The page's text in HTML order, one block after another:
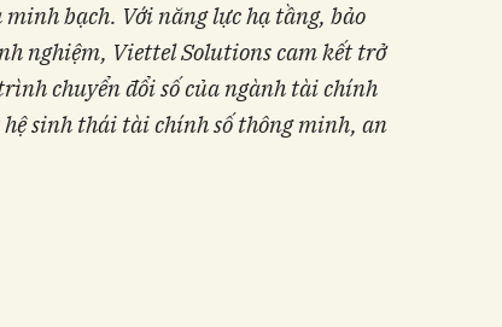
bạch. Với năng lực hạ tầng, bảo
nghiệm, Viettel Solutions cam kết trở
chuyển đổi số của ngành tài chính
sinh thái tài chính số thông minh, an